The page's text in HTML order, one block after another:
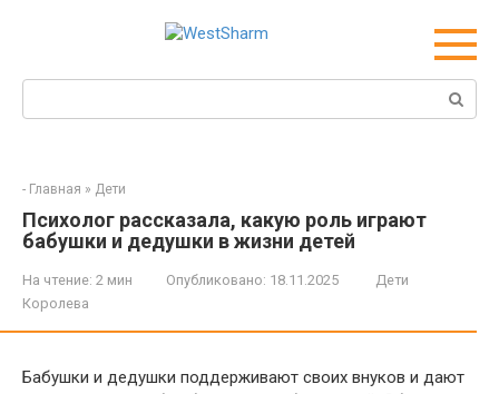
- Главная » Дети
Психолог рассказала, какую роль играют
бабушки и дедушки в жизни детей
На чтение: 2 мин Опубликовано: 18.11.2025
Дети
Королева
Бабушки и дедушки поддерживают своих внуков и дают